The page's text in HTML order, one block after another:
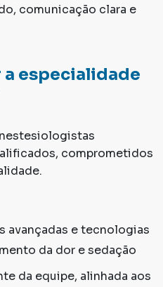
comunicação clara e
a especialidade
comprometidos
avançadas e tecnologias
da dor e sedação
da equipe, alinhada aos